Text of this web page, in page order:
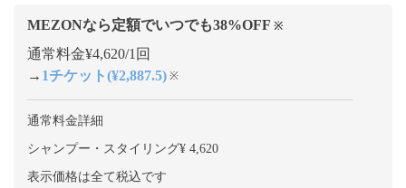
MEZONなら定額でいつでも38%OFF ※
通常料金¥4,620/1回
→ 1チケット(¥2,887.5) ※
通常料金詳細
シャンプー・スタイリング¥ 4,620
表示価格は全て税込です